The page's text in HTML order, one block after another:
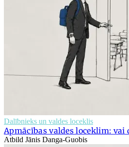
Dalībnieks un valdes loceklis
Apmācības valdes loceklim: vai
Atbild Jānis Danga-Guobis